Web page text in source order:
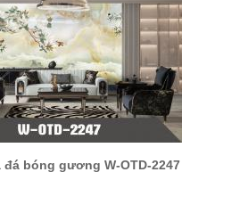
bóng gương W-OTD-2247